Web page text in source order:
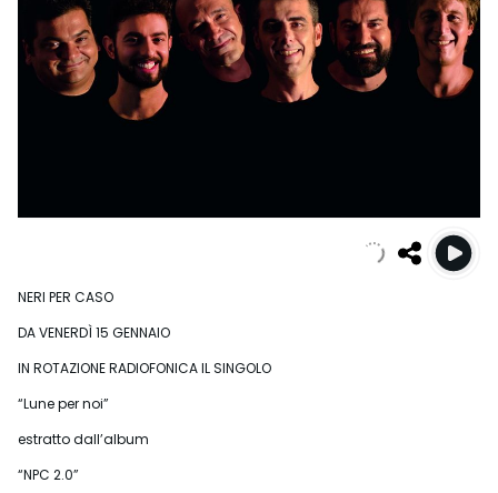
NERI PER CASO
DA VENERDÌ 15 GENNAIO
IN ROTAZIONE RADIOFONICA IL SINGOLO
“Lune per noi”
estratto dall’album
“NPC 2.0”